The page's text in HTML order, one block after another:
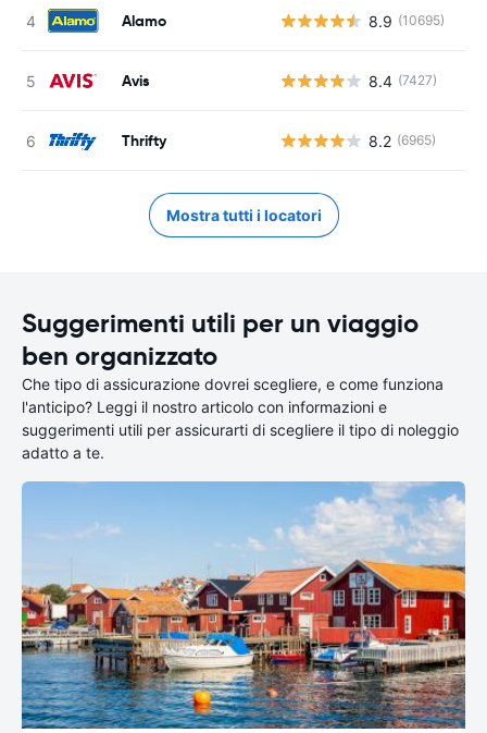
Alamo 8.9 (10695)
Avis 8.4 (7427)
Thrifty 8.2 (6965)
Mostra tutti i locatori
Suggerimenti utili per un viaggio
ben organizzato
Che tipo di assicurazione dovrei scegliere, e come funziona
l'anticipo? Leggi il nostro articolo con informazioni e
suggerimenti utili per assicurarti di scegliere il tipo di noleggio
adatto a te.